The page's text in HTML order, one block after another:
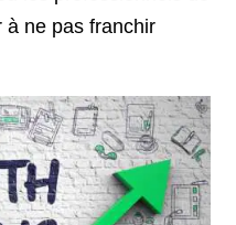
à ne pas franchir